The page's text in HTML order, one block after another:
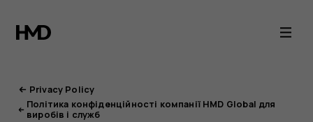
Портал
HMD
Privacy Policy
Політика конфіденційності компанії HMD Global для
виробів і служб